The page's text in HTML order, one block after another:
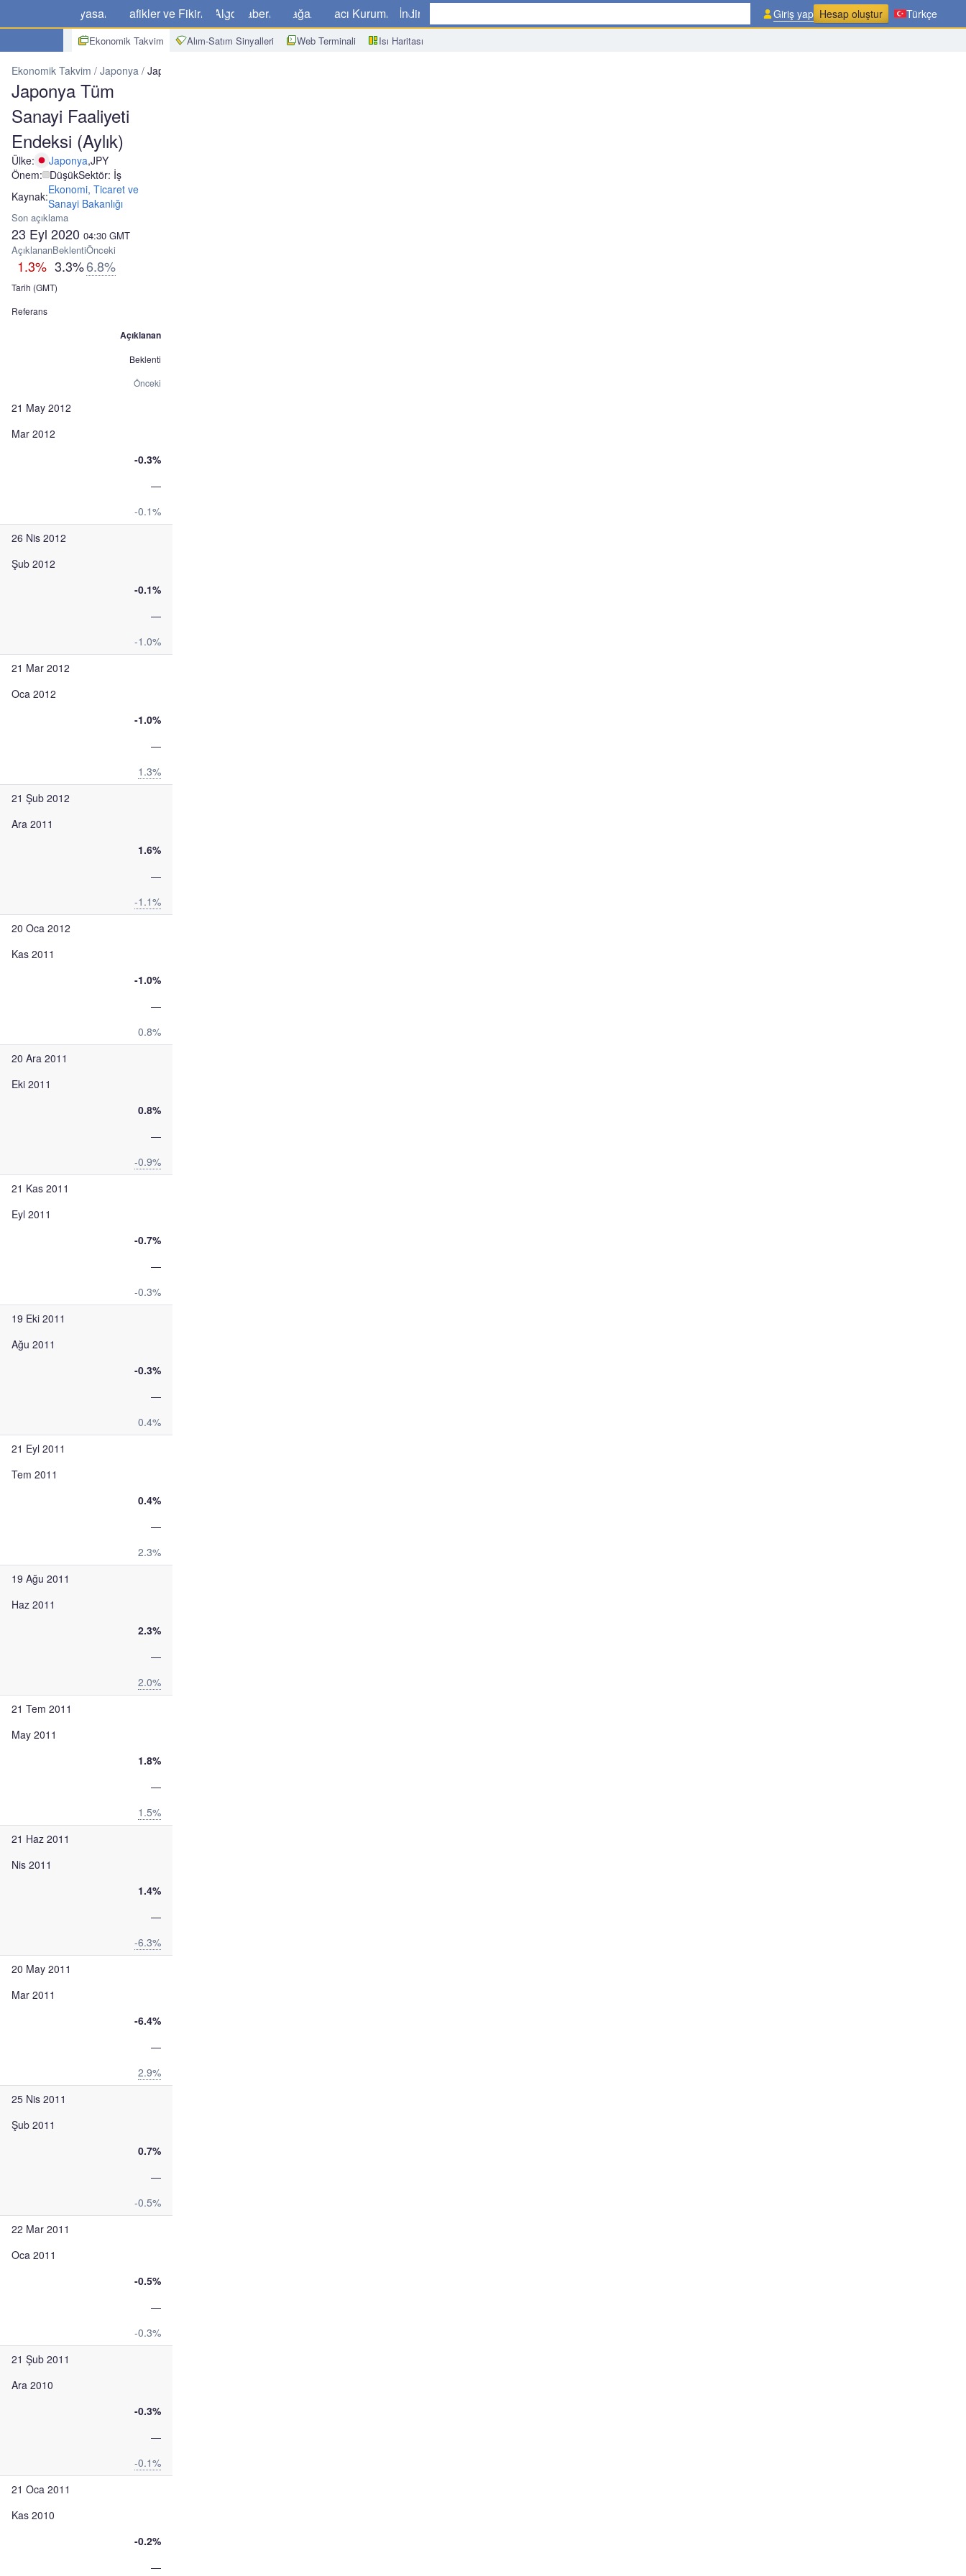
Piyasalar Grafikler ve Fikirler Algo Haberler Mağaza Aracı Kurumlar İndir
Ekonomik Takvim Alım-Satım Sinyalleri Web Terminali Isı Haritası
Giriş yap Hesap oluştur Türkçe
Ekonomik Takvim Japonya Japonya Tüm Sanayi Faaliyeti Endeksi (Aylık)
Japonya Tüm
Sanayi Faaliyeti
Endeksi (Aylık)
Ülke: Japonya,JPY
Önem: DüşükSektör: İş
Kaynak:Ekonomi, Ticaret ve
Sanayi Bakanlığı
Son açıklama
23 Eyl 2020 04:30 GMT
Açıklanan
1.3%
Beklenti
3.3%
Önceki
6.8%
Tarih (GMT)
Referans
Açıklanan
Beklenti
Önceki
21 May 2012
Mar 2012
-0.3%
—
-0.1%
26 Nis 2012
Şub 2012
-0.1%
—
-1.0%
21 Mar 2012
Oca 2012
-1.0%
—
1.3%
21 Şub 2012
Ara 2011
1.6%
—
-1.1%
20 Oca 2012
Kas 2011
-1.0%
—
0.8%
20 Ara 2011
Eki 2011
0.8%
—
-0.9%
21 Kas 2011
Eyl 2011
-0.7%
—
-0.3%
19 Eki 2011
Ağu 2011
-0.3%
—
0.4%
21 Eyl 2011
Tem 2011
0.4%
—
2.3%
19 Ağu 2011
Haz 2011
2.3%
—
2.0%
21 Tem 2011
May 2011
1.8%
—
1.5%
21 Haz 2011
Nis 2011
1.4%
—
-6.3%
20 May 2011
Mar 2011
-6.4%
—
2.9%
25 Nis 2011
Şub 2011
0.7%
—
-0.5%
22 Mar 2011
Oca 2011
-0.5%
—
-0.3%
21 Şub 2011
Ara 2010
-0.3%
—
-0.1%
21 Oca 2011
Kas 2010
-0.2%
—